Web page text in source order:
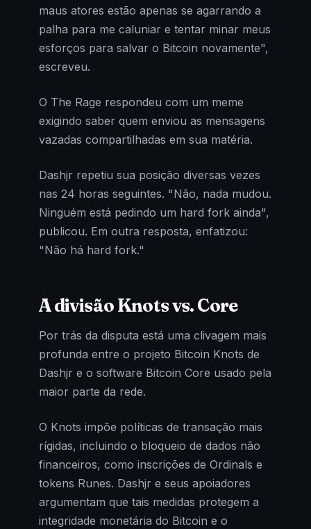
maus atores estão apenas se agarrando a
palha para me caluniar e tentar minar meus
esforços para salvar o Bitcoin novamente",
escreveu.
O The Rage respondeu com um meme
exigindo saber quem enviou as mensagens
vazadas compartilhadas em sua matéria.
Dashjr repetiu sua posição diversas vezes
nas 24 horas seguintes. "Não, nada mudou.
Ninguém está pedindo um hard fork ainda",
publicou. Em outra resposta, enfatizou:
"Não há hard fork."
A divisão Knots vs. Core
Por trás da disputa está uma clivagem mais
profunda entre o projeto Bitcoin Knots de
Dashjr e o software Bitcoin Core usado pela
maior parte da rede.
O Knots impõe políticas de transação mais
rígidas, incluindo o bloqueio de dados não
financeiros, como inscrições de Ordinals e
tokens Runes. Dashjr e seus apoiadores
argumentam que tais medidas protegem a
integridade monetária do Bitcoin e o